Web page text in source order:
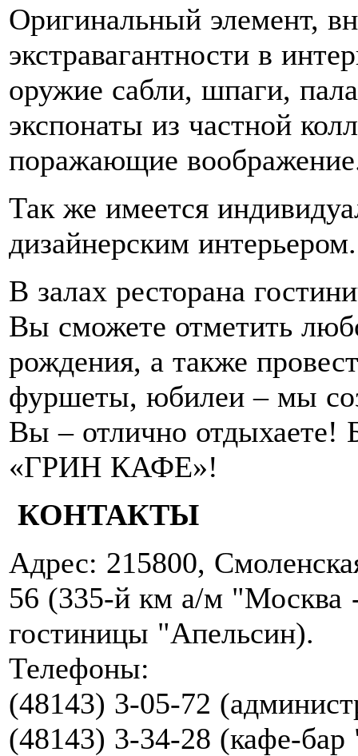
Оригинальный элемент,
экстравагантности в
оружие сабли, шпаги,
экспонаты из частной
поражающие
Так же имеется
дизайнерским интерьером.
В залах ресторана
Вы сможете отметить
рождения, а также
фуршеты, юбилеи – мы
Вы – отлично отдыхаете!
«ГРИН КАФЕ»!
КОНТАКТЫ
Адрес: 215800,
56 (335-й км а/м
гостиницы "Апельсин).
Телефоны:
(48143) 3-05-72
(48143) 3-34-28 (кафе-